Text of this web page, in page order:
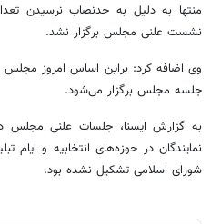
منتها به دلیل به حدنصاب نرسیدن
نشست علنی مجلس برگزار نشد.
وی اضافه کرد: براین اساس امروز مجلس
جلسه مجلس برگزار می‌شود.
به گزارش ایسنا، جلسات علنی
نمایندگان در حوزه‌های انتخابیه و ایام
شورای اسلامی تشکیل نشده بود.